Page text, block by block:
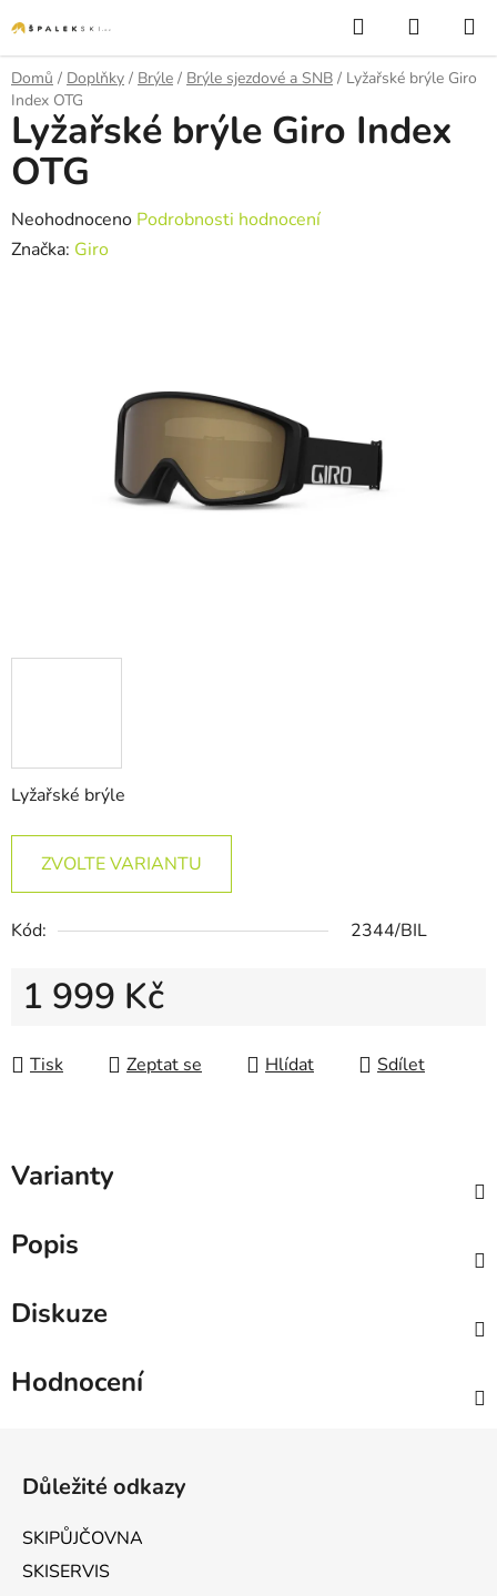
Hledat
Domů / Doplňky / Brýle / Brýle sjezdové a SNB / Lyžařské brýle Giro
Index OTG
Lyžařské brýle
ZVOLTE VARIANTU
Kód: 2344/BIL
1 999 Kč
Tisk
Zeptat se Hlídat Sdílet
Lyžařské brýle Giro Index
OTG
Průměrné hodnocení produktu je 0,0 z 5 hvězdiček.
Neohodnoceno Podrobnosti hodnocení
Značka: Giro
Varianty
Popis
Diskuze
Hodnocení
Důležité odkazy
SKIPŮJČOVNA
SKISERVIS